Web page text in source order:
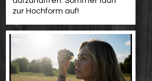
zur Hochform auf!